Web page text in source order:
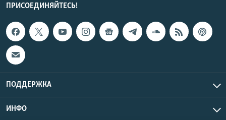
ПРИСОЕДИНЯЙТЕСЬ!
ПОДДЕРЖКА
ИНФО